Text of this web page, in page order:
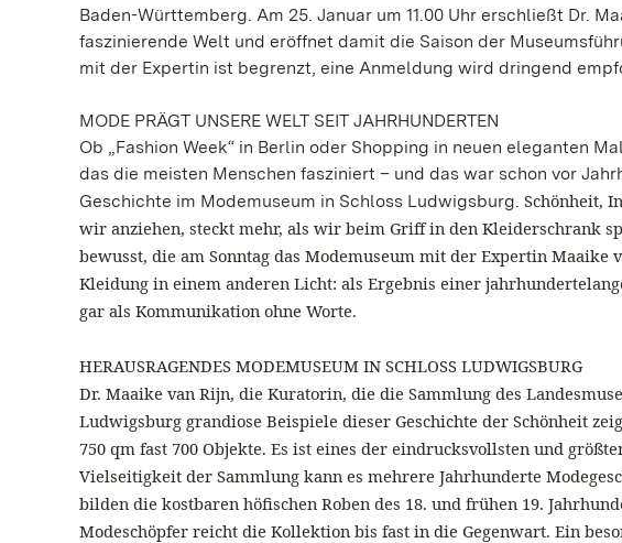
Baden-Württemberg. Am 25. Januar um 11.00 Uhr erschließt Dr.
faszinierende Welt und eröffnet damit die Saison der
mit der Expertin ist begrenzt, eine Anmeldung wird dringend
MODE PRÄGT UNSERE WELT SEIT JAHRHUNDERTEN
Ob „Fashion Week“ in Berlin oder Shopping in neuen eleganten
das die meisten Menschen fasziniert – und das war schon vor
Geschichte im Modemuseum in Schloss Ludwigsburg. Schönheit,
wir anziehen, steckt mehr, als wir beim Griff in den Kleiderschrank
bewusst, die am Sonntag das Modemuseum mit der Expertin
Kleidung in einem anderen Licht: als Ergebnis einer
gar als Kommunikation ohne Worte.
HERAUSRAGENDES MODEMUSEUM IN SCHLOSS LUDWIGSBURG
Dr. Maaike van Rijn, die Kuratorin, die die Sammlung des
Ludwigsburg grandiose Beispiele dieser Geschichte der Schönheit
750 qm fast 700 Objekte. Es ist eines der eindrucksvollsten und
Vielseitigkeit der Sammlung kann es mehrere Jahrhunderte
bilden die kostbaren höfischen Roben des 18. und frühen 19.
Modeschöpfer reicht die Kollektion bis fast in die Gegenwart. Ein